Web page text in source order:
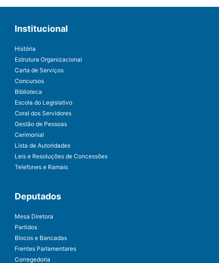
Institucional
História
Estrutura Organizacional
Carta de Serviços
Concursos
Biblioteca
Escola do Legislativo
Coral dos Servidores
Gestão de Pessoas
Cerimonial
Lista de Autoridades
Leis e Resoluções de Concessões
Telefones e Ramais
Deputados
Mesa Diretora
Partidos
Blocos e Bancadas
Frentes Parlamentares
Corregedoria